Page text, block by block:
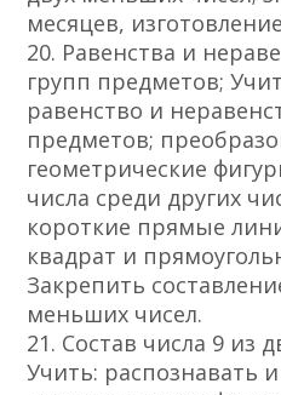
месяцев,
20. Равенства и
групп предметов;
равенство и
предметов;
геометрические
числа среди других
короткие прямые
квадрат и
Закрепить
меньших чисел.
21. Состав числа 9 из
Учить: распознавать